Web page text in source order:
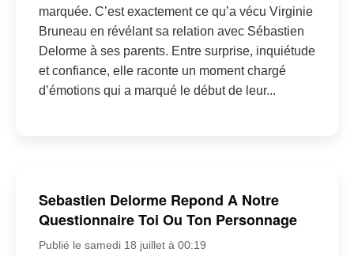
marquée. C’est exactement ce qu’a vécu Virginie
Bruneau en révélant sa relation avec Sébastien
Delorme à ses parents. Entre surprise, inquiétude
et confiance, elle raconte un moment chargé
d’émotions qui a marqué le début de leur...
Sebastien Delorme Repond A Notre
Questionnaire Toi Ou Ton Personnage
Publié le samedi 18 juillet à 00:19